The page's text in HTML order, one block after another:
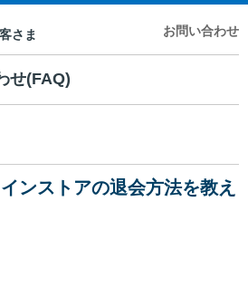
お問い合わせ
せ(FAQ)
ンストアの退会方法を教え